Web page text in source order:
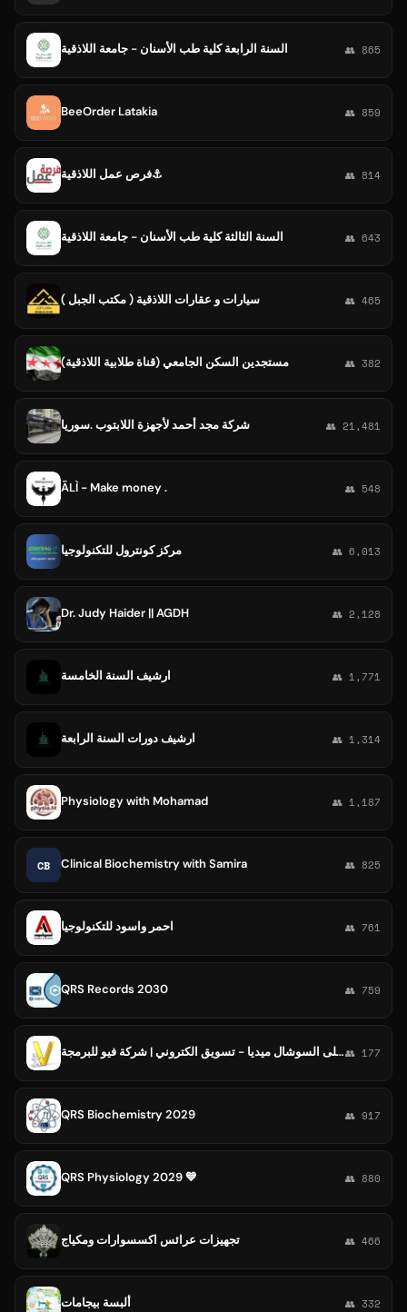
السنة الرابعة كلية طب الأسنان - جامعة اللاذقية 👥 865
BeeOrder Latakia 👥 859
فرص عمل اللاذقية⚓ 👥 814
السنة الثالثة كلية طب الأسنان - جامعة اللاذقية 👥 643
سيارات و عقارات اللاذقية ( مكتب الجبل ) 👥 465
مستجدين السكن الجامعي (قناة طلابية اللاذقية) 👥 382
شركة مجد أحمد لأجهزة اللابتوب .سوريا 👥 21,481
ĀLÌ - Make money . 👥 548
مركز كونترول للتكنولوجيا 👥 6,013
Dr. Judy Haider || AGDH 👥 2,128
ارشيف السنة الخامسة 👥 1,771
ارشيف دورات السنة الرابعة 👥 1,314
Physiology with Mohamad 👥 1,187
CB Clinical Biochemistry with Samira 👥 825
احمر واسود للتكنولوجيا 👥 761
QRS Records 2030 👥 759
ترويج على السوشال ميديا - تسويق الكتروني | شركة فيو للبرمجة👥 177
QRS Biochemistry 2029 👥 917
QRS Physiology 2029 💙 👥 880
تجهيزات عرائس اكسسوارات ومكياج 👥 466
ألبسة بيجامات 👥 332